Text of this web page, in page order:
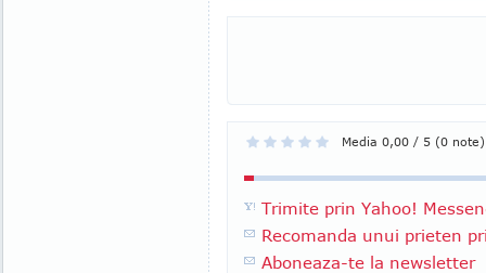
Media 0,00 / 5 (0 note)
Trimite prin Yahoo!
Recomanda unui prieten
Aboneaza-te la newsletter